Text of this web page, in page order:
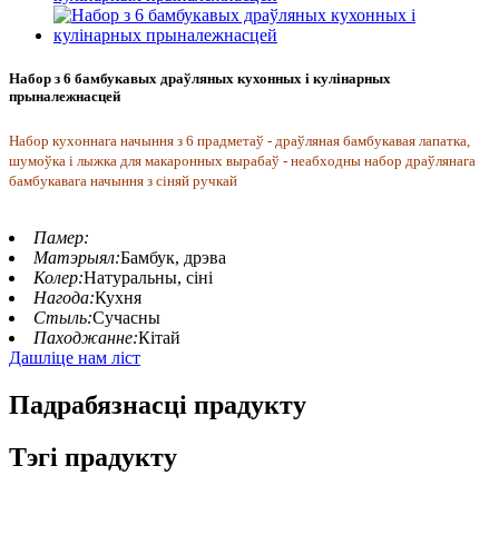
Набор з 6 бамбукавых драўляных кухонных і кулінарных
прыналежнасцей
Набор кухоннага начыння з 6 прадметаў - драўляная бамбукавая лапатка,
шумоўка і лыжка для макаронных вырабаў - неабходны набор драўлянага
бамбукавага начыння з сіняй ручкай
Памер:
Матэрыял:Бамбук, дрэва
Колер:Натуральны, сіні
Нагода:Кухня
Стыль:Сучасны
Паходжанне:Кітай
Дашліце нам ліст
Падрабязнасці прадукту
Тэгі прадукту